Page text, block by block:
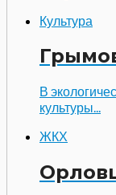
Культура
В
культуры...
ЖКХ